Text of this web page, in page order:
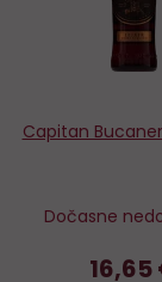
Capitan
Dočasne
16,65